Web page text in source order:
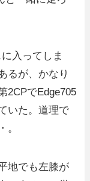
入ってしま
るが、かなり
2CPでEdge705
いた。道理で
。
地でも左膝が